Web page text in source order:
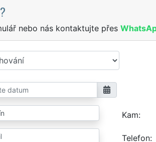
nebo nás kontaktujte přes
Kam
Telefon